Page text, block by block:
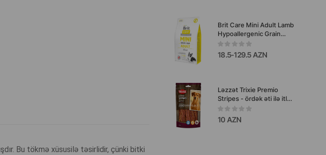
Bu tökmə xüsusilə təsirlidir, çünki bitki
Brit Care Mini Adult Lamb
Hypoallergenic Grain
Free quru yem-kiçik cinsli
böyük itlər üçün, qoyun
əti dadlı, tam, taxılsız
18.5-129.5 AZN
Ləzzət Trixie Premio
Stripes - ördək əti ilə itlər
üçün iştahaaçan ətli
zolaqlar 100 qr #31537.
10 AZN